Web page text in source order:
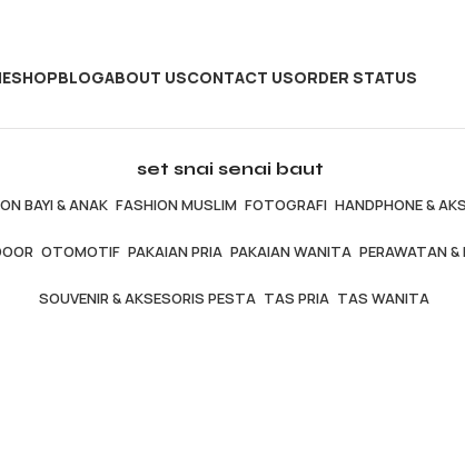
SHOPBLOGABOUT USCONTACT USORDER STATUS
set snai senai baut
BAYI & ANAK FASHION MUSLIM FOTOGRAFI HANDPHONE &
OTOMOTIF PAKAIAN PRIA PAKAIAN WANITA PERAWATAN
SOUVENIR & AKSESORIS PESTA TAS PRIA TAS WANITA